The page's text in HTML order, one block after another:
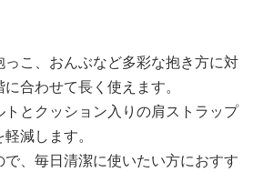
こ、おんぶなど多彩な抱き方に対
合わせて長く使えます。
トとクッション入りの肩ストラップ
減します。
、毎日清潔に使いたい方におすす